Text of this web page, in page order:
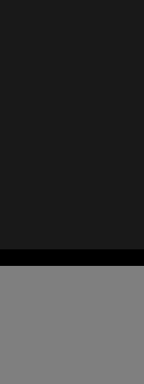
en nueva ventana)
en nueva ventana)